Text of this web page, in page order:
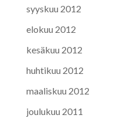
syyskuu 2012
elokuu 2012
kesäkuu 2012
huhtikuu 2012
maaliskuu 2012
joulukuu 2011